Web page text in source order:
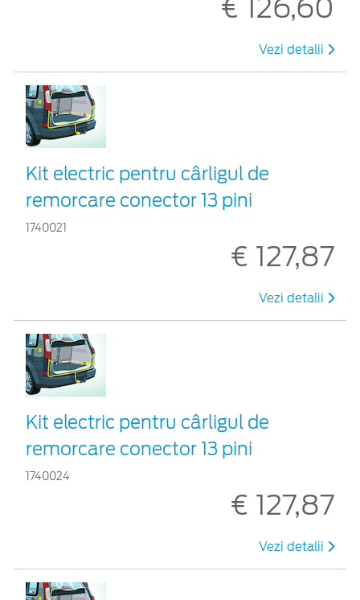
€ 126,60
Vezi detalii
Kit electric pentru cârligul de
remorcare conector 13 pini
1740021
€ 127,87
Vezi detalii
Kit electric pentru cârligul de
remorcare conector 13 pini
1740024
€ 127,87
Vezi detalii